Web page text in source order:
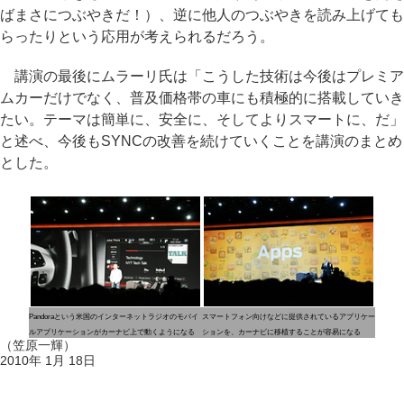
ばまさにつぶやきだ！）、逆に他人のつぶやきを読み上げても
らったりという応用が考えられるだろう。
講演の最後にムラーリ氏は「こうした技術は今後はプレミア
ムカーだけでなく、普及価格帯の車にも積極的に搭載していき
たい。テーマは簡単に、安全に、そしてよりスマートに、だ」
と述べ、今後もSYNCの改善を続けていくことを講演のまとめ
とした。
Pandoraという米国のインターネットラジオのモバイ
ルアプリケーションがカーナビ上で動くようになる
スマートフォン向けなどに提供されているアプリケー
ションを、カーナビに移植することが容易になる
（笠原一輝）
2010年 1月 18日